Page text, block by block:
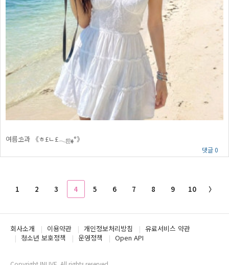
여름⛱️과 《ㅎ£ㄴ£𓂃ஐﻬ°》
댓글 0
1 2 3 4 5 6 7 8 9 10 〉
회사소개 이용약관 개인정보처리방침
유료서비스 약관
청소년 보호정책
운영정책 Open API